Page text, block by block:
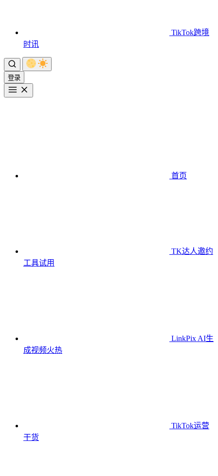
TikTok跨境
时讯
登录
首页
TK达人邀约
工具试用
LinkPix AI生
成视频火热
TikTok运营
干货